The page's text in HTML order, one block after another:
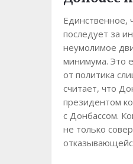
Единственное,
последует за
неумолимое
минимума. Это
от политика
считает, что
президентом
с Донбассом.
не только